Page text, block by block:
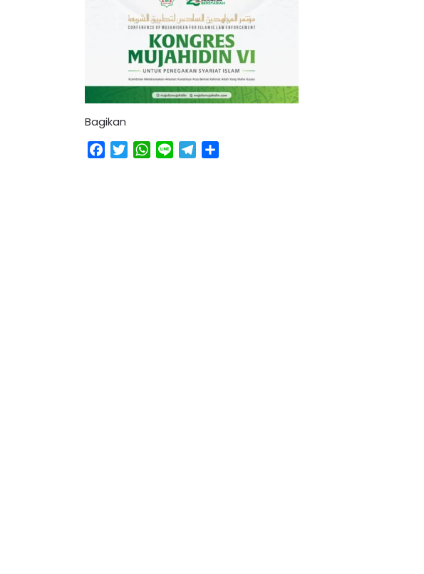
Bagikan
Facebook
TwitterWhatsApp
Line Telegram